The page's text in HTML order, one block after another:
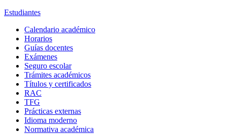
Estudiantes
Calendario académico
Horarios
Guías docentes
Exámenes
Seguro escolar
Trámites académicos
Títulos y certificados
RAC
TFG
Prácticas externas
Idioma moderno
Normativa académica